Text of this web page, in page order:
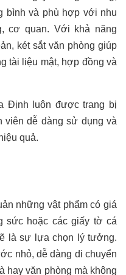
bình và phù hợp với nhu
cơ quan. Với khả năng
két sắt văn phòng giúp
tài liệu mật, hợp đồng và
Định luôn được trang bị
viên dễ dàng sử dụng và
quả.
những vật phẩm có giá
sức hoặc các giấy tờ cá
là sự lựa chọn lý tưởng.
nhỏ, dễ dàng di chuyển
hay văn phòng mà không